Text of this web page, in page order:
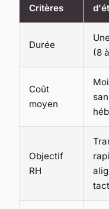
Critères
Durée
(8
Coût
moyen
Objectif
RH